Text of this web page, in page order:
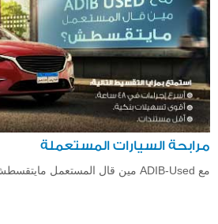
مرابحة السيارات المستعملة
مع ADIB-Used مين قال المستعمل مايتقسطش؟